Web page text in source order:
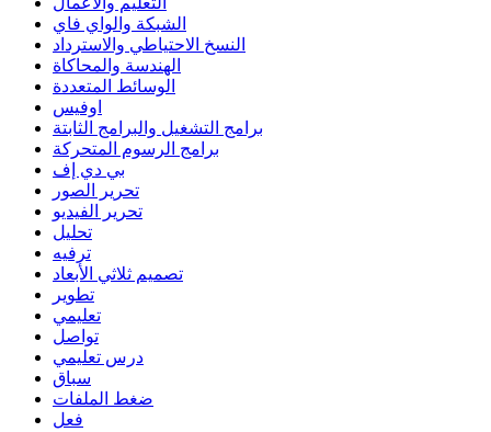
الشبكة والواي فاي
النسخ الاحتياطي والاسترداد
الهندسة والمحاكاة
الوسائط المتعددة
اوفيس
برامج التشغيل والبرامج الثابتة
برامج الرسوم المتحركة
بي دي إف
تحرير الصور
تحرير الفيديو
تحليل
ترفيه
تصميم ثلاثي الأبعاد
تطوير
تعليمي
تواصل
درس تعليمي
سباق
ضغط الملفات
فعل